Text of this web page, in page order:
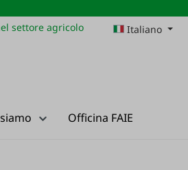
settore agricolo Italiano
lista dei desideri
Officina FAIE